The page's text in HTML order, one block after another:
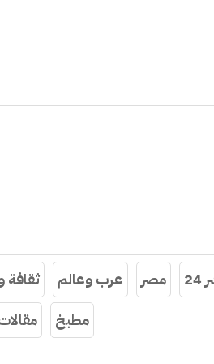
مصر عرب وعالم
مطبخ